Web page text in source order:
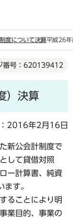
度について決算平成26
番号：620139412
）決算
2016年2月16日
新公会計制度で
して貸借対照
ー計算書、純資
す。
ることにより明
業目的、事業の